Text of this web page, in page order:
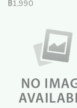
฿1,990